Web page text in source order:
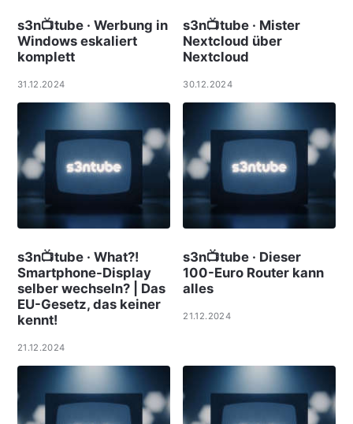
s3n📺tube · Werbung in
Windows eskaliert
komplett
31.12.2024
s3n📺tube · Mister
Nextcloud über
Nextcloud
30.12.2024
s3n📺tube · What?!
Smartphone-Display
selber wechseln? | Das
EU-Gesetz, das keiner
kennt!
21.12.2024
s3n📺tube · Dieser
100-Euro Router kann
alles
21.12.2024